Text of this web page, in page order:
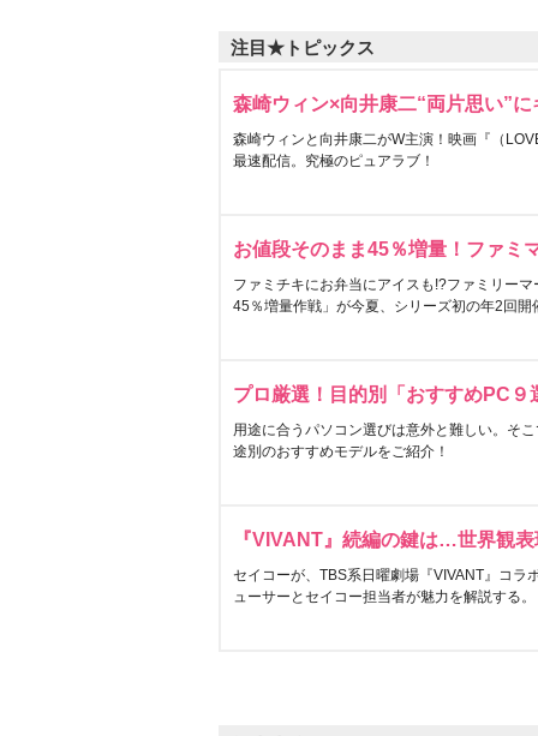
注目★トピックス
森崎ウィン×向井康二“両片思い”
森崎ウィンと向井康二がW主演！映画『（
最速配信。究極のピュアラブ！
お値段そのまま45％増量！ファミ
ファミチキにお弁当にアイスも!?ファミリー
45％増量作戦」が今夏、シリーズ初の年2回開
プロ厳選！目的別「おすすめPC９
用途に合うパソコン選びは意外と難しい。そ
途別のおすすめモデルをご紹介！
『VIVANT』続編の鍵は…世界観
セイコーが、TBS系日曜劇場『VIVANT』コラ
ューサーとセイコー担当者が魅力を解説する。